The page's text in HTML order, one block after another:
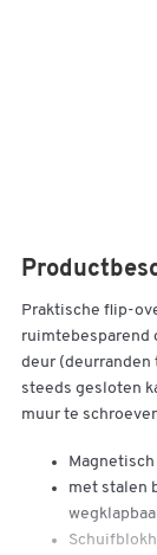
Praktische flip-
ruimtebesparend
deur (deurranden
steeds gesloten
muur te
met stalen